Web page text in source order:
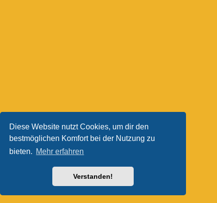
Diese Website nutzt Cookies, um dir den
bestmöglichen Komfort bei der Nutzung zu
bieten. Mehr erfahren
Verstanden!